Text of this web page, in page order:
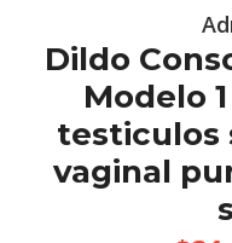
Dildo
Modelo
testiculos
vaginal